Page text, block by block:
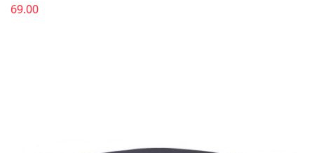
69.00